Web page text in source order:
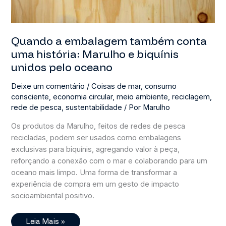
Quando a embalagem também conta
uma história: Marulho e biquínis
unidos pelo oceano
Deixe um comentário /Coisas de mar,consumo
consciente,economia circular,meio ambiente,reciclagem,
rede de pesca,sustentabilidade / Por Marulho
Os produtos da Marulho, feitos de redes de pesca
recicladas, podem ser usados como embalagens
exclusivas para biquínis, agregando valor à peça,
reforçando a conexão com o mar e colaborando para um
oceano mais limpo. Uma forma de transformar a
experiência de compra em um gesto de impacto
socioambiental positivo.
Quando
Leia Mais »